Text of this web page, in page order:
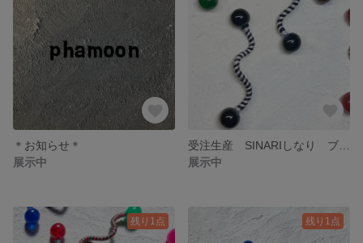
＊お知らせ＊
展示中
展示中
残り1点 残り1点